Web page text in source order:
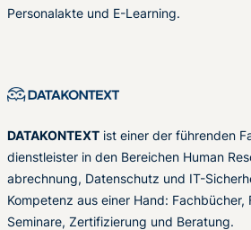
Personalakte und E-Learning.
DATAKONTEXT ist einer der führenden
dienstleister in den Bereichen Human
abrechnung, Datenschutz und IT-
Kompetenz aus einer Hand:
Seminare, Zertifizierung und Beratung.